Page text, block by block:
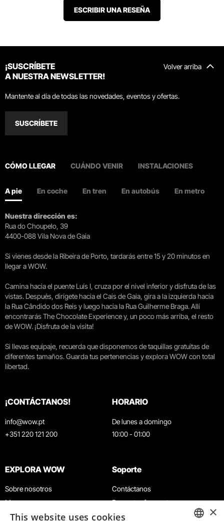
ESCRIBIR UNA RESEÑA
Volver arriba
¡SUSCRÍBETE
A NUESTRA NEWSLETTER!
Mantente al día de todas las novedades, eventos y ofertas.
SUSCRÍBETE
CÓMO LLEGAR CUÁNDO VENIR INSTALACIONES
A pie En coche En tren En autobús En metro
Nuestra dirección es:
Rua do Choupelo, 39
4400-088 Vila Nova de Gaia
Si vienes desde la Ribeira de Porto, tardarás entre 15 y 20 minutos en
llegar a WOW.
Camina hacia el puente Luís I, cruza por el nivel inferior y disfruta de las
vistas. Después, dirígete hacia el Cais de Gaia, gira a la izquierda hacia
la Rua Cândido dos Reis y luego hacia la Rua Guilherme Braga. Allí
encontrarás The Chocolate Experience y, un poco más arriba, el resto
de WOW. ¡Disfruta de la visita!
Si llevas equipaje, recuerda que disponemos de taquillas gratuitas de
diferentes tamaños. Guarda tus pertenencias y explora WOW con total
libertad.
¡CONTÁCTANOS!
info@wow.pt
+351 220 121 200
HORARIO
De lunes a domingo
10:00 - 01:00
EXPLORA WOW
Sobre nosotros
Museos
Agenda
Soporte
Contáctanos
Preguntas frecuentes
Términos y condiciones
×
This website uses cookies